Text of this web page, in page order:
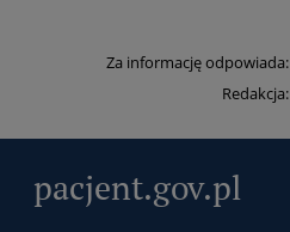
Za informację odpowiada:
Redakcja:
pacjent.gov.pl